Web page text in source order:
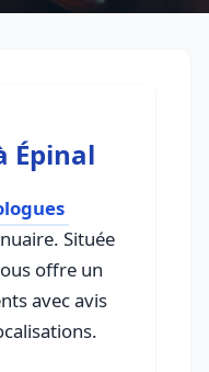
Épinal
Située
offre un
avec avis